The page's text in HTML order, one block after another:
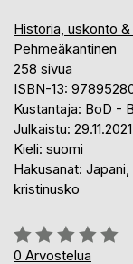
Historia, uskonto
Pehmeäkantinen
258 sivua
ISBN-13:
Kustantaja: BoD -
Julkaistu: 29.11.2021
Kieli: suomi
Hakusanat:
kristinusko
Arvostelu::
0%
0 Arvostelua